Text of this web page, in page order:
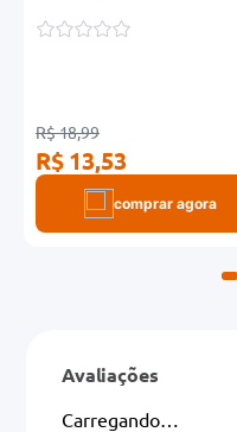
R$ 18,99
R$ 13,53
comprar agora
Avaliações
Carregando…